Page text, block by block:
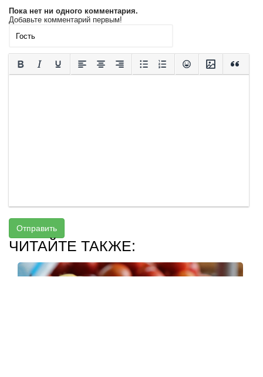
Пока нет ни одного комментария.
Добавьте комментарий первым!
Отправить
ЧИТАЙТЕ ТАКЖЕ: